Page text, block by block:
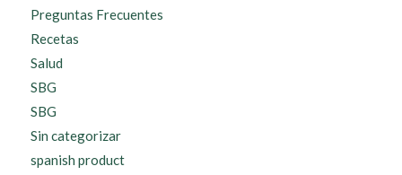
Preguntas Frecuentes
Recetas
Salud
SBG
SBG
Sin categorizar
spanish product